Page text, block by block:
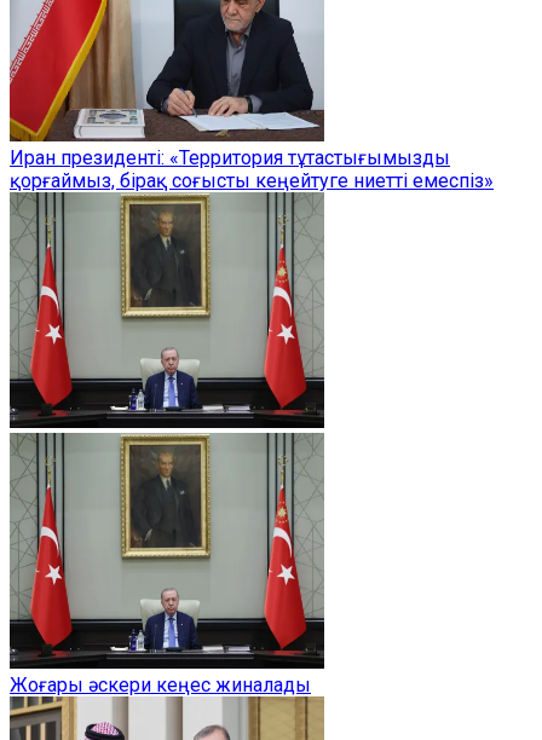
Иран президенті: «Территория тұтастығымызды
қорғаймыз, бірақ соғысты кеңейтуге ниетті емеспіз»
Жоғары әскери кеңес жиналады